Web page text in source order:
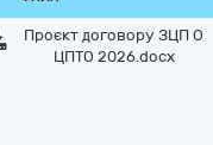
Проєкт договору ЗЦП О
ЦПТО 2026.docx